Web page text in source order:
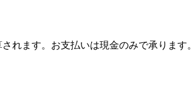
れます。お支払いは現金のみで承りま